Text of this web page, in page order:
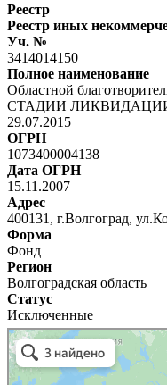
Реестр
Реестр иных
Уч. №
3414014150
Полное наименование
Областной
СТАДИИ
29.07.2015
ОГРН
1073400004138
Дата ОГРН
15.11.2007
Адрес
400131, г.Волгоград,
Форма
Фонд
Регион
Волгоградская область
Статус
Исключенные